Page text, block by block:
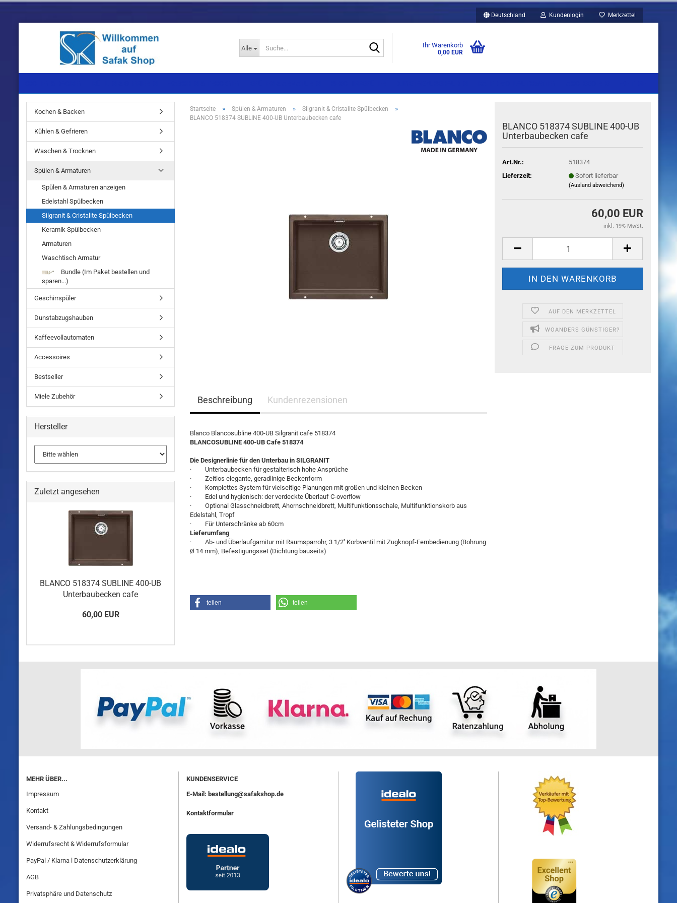
Deutschland Kundenlogin Merkzettel
Alle Ihr Warenkorb
0,00 EUR
Standgeräte
Standgeräte
Einbaugeräte
Standgeräte
Standgeräte
Startseite » Spülen & Armaturen » Silgranit & Cristalite Spülbecken »
BLANCO 518374 SUBLINE 400-UB Un­ter­baubecken cafe
BLANCO 518374 SUBLINE 400-UB
Un­ter­baubecken cafe
Art.Nr.:
518374
Lieferzeit:
Sofort lieferbar
(Ausland abweichend)
60,00 EUR
inkl. 19% MwSt.
AUF DEN MERKZETTEL
WOANDERS GÜNSTIGER?
FRAGE ZUM PRODUKT
Beschreibung Kundenrezensionen
Blanco Blancosubline 400-UB Silgranit cafe 518374
BLANCOSUBLINE 400-UB Cafe 518374
Die Designerlinie für den Unterbau in SILGRANIT
· Unterbaubecken für gestalterisch hohe Ansprüche
· Zeitlos elegante, geradlinige Beckenform
· Komplettes System für vielseitige Planungen mit großen und kleinen Becken
· Edel und hygienisch: der verdeckte Überlauf C-overflow
· Optional Glasschneidbrett, Ahornschneidbrett, Multifunktionsschale, Multifunktionskorb aus
Edelstahl, Tropf
· Für Unterschränke ab 60cm
Lieferumfang
· Ab- und Überlaufgarnitur mit Raumsparrohr, 3 1/2'' Korbventil mit Zugknopf-Fernbedienung (Bohrung
Ø 14 mm), Befestigungsset (Dichtung bauseits)
teilen teilen
Kochen & Backen
Kühlen & Gefrieren
Waschen & Trocknen
Spülen & Armaturen
Spülen & Armaturen anzeigen
Edelstahl Spülbecken
Silgranit & Cristalite Spülbecken
Keramik Spülbecken
Armaturen
Waschtisch Armatur
Bundle (Im Paket bestellen und
sparen...)
Geschirrspüler
Dunstabzugshauben
Kaffeevollautomaten
Accessoires
Bestseller
Miele Zubehör
Hersteller
Zuletzt angesehen
BLANCO 518374 SUBLINE 400-UB
Un­ter­baubecken cafe
60,00 EUR
MEHR ÜBER...
Impressum
Kontakt
Versand- & Zahlungsbedingungen
Widerrufsrecht & Widerrufsformular
PayPal / Klarna l Datenschutzerklärung
AGB
Privatsphäre und Datenschutz
KUNDENSERVICE
E-Mail: bestellung@safakshop.de
Kontaktformular